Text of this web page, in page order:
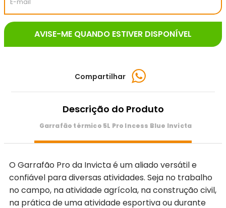
Compartilhar
Descrição do Produto
Garrafão térmico 5L Pro Incess Blue Invicta
O Garrafão Pro da Invicta é um aliado versátil e
confiável para diversas atividades. Seja no trabalho
no campo, na atividade agrícola, na construção civil,
na prática de uma atividade esportiva ou durante